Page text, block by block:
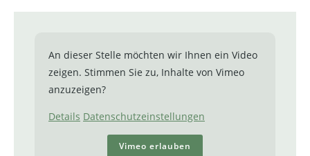
An dieser Stelle möchten wir Ihnen ein Video
zeigen. Stimmen Sie zu, Inhalte von Vimeo
anzuzeigen?
Details Datenschutzeinstellungen
Vimeo erlauben